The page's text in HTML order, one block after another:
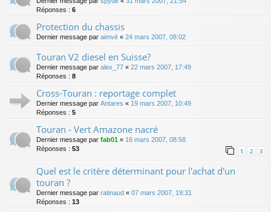
Réponses : 6
Protection du chassis
Dernier message par aimvé « 24 mars 2007, 08:02
Touran V2 diesel en Suisse?
Dernier message par alex_77 « 22 mars 2007, 17:49
Réponses : 8
Cross-Touran : reportage complet
Dernier message par Antares « 19 mars 2007, 10:49
Réponses : 5
Touran - Vert Amazone nacré
Dernier message par fab01 « 16 mars 2007, 08:58
Réponses : 53 1 2 3
Quel est le critère déterminant pour l'achat d'un
touran ?
Dernier message par ratinaud « 07 mars 2007, 19:31
Réponses : 13